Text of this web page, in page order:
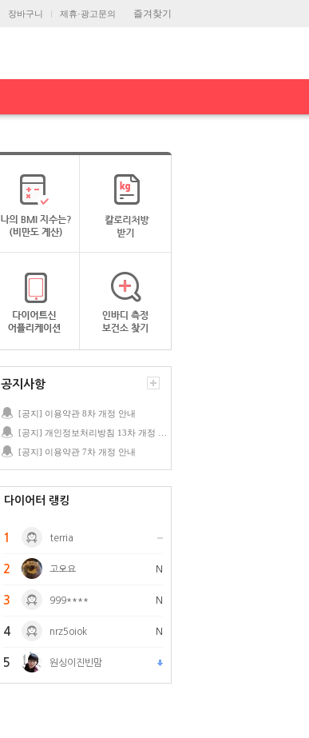
즐겨찾기
장바구니 제휴·광고문의
공지사항
[공지] 이용약관 8차 개정 안내
[공지] 이용약관 7차 개정 안내
다이어터 랭킹
1 terria
2 고오요 N
3 999**** N
4 nrz5oiok N
5 원싱이진빈맘